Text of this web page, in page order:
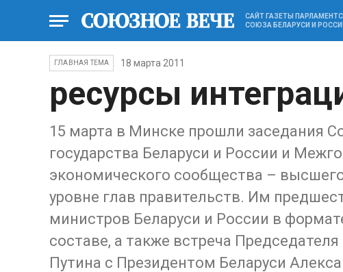
САЙТ ГАЗЕТЫ
СОЮЗА БЕЛАРУСИ И
ГЛАВНАЯ ТЕМА 18 марта 2011
ресурсы
15 марта в Минске прошли заседания
государства Беларуси и России и
экономического сообщества –
уровне глав правительств. Им
министров Беларуси и России в
составе, а также встреча
Путина с Президентом Беларуси